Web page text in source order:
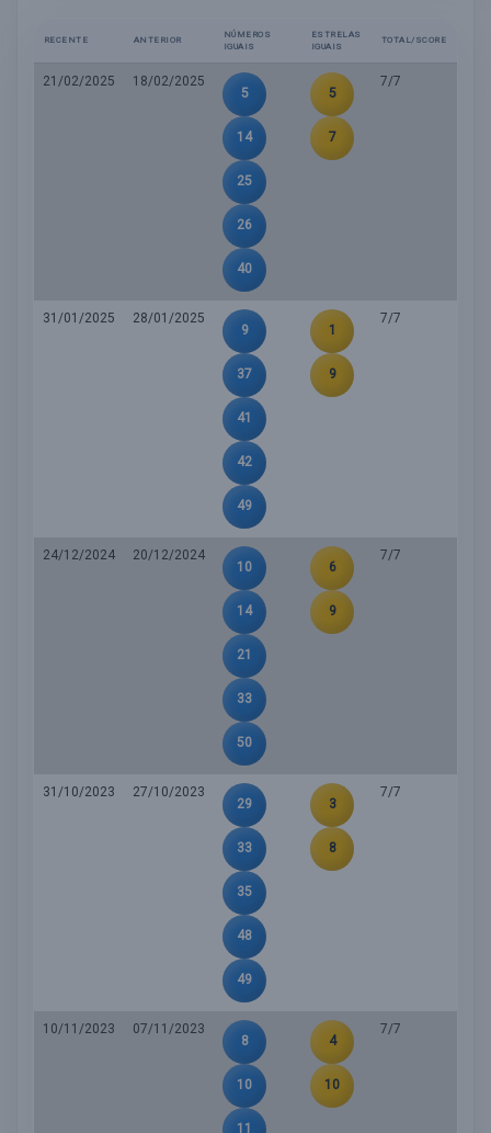
RECENTE ANTERIOR
NÚMEROS
IGUAIS
ESTRELAS
IGUAIS
TOTAL/SCORE
21/02/2025
18/02/2025
5
14
25
26
40
5
7
7/7
31/01/2025
28/01/2025
9
37
41
42
49
1
9
7/7
24/12/2024
20/12/2024
10
14
21
33
50
6
9
7/7
31/10/2023
27/10/2023
29
33
35
48
49
3
8
7/7
10/11/2023
07/11/2023
8
10
11
4
10
7/7